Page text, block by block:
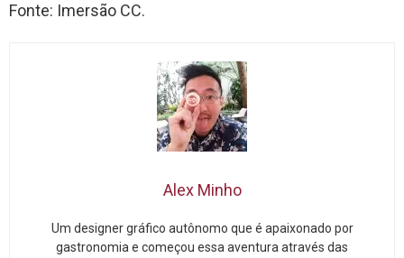
Fonte: Imersão CC.
Alex Minho
Um designer gráfico autônomo que é apaixonado por
gastronomia e começou essa aventura através das